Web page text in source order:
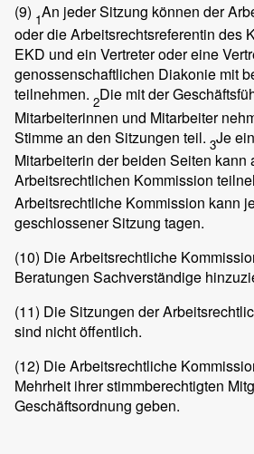
(9) 1An jeder Sitzung können der
oder die Arbeitsrechtsreferentin des
EKD und ein Vertreter oder eine
genossenschaftlichen Diakonie mit
teilnehmen. 2Die mit der
Mitarbeiterinnen und Mitarbeiter
Stimme an den Sitzungen teil. 3Je
Mitarbeiterin der beiden Seiten kann
Arbeitsrechtlichen Kommission
Arbeitsrechtliche Kommission kann
geschlossener Sitzung tagen.
(10) Die Arbeitsrechtliche
Beratungen Sachverständige
(11) Die Sitzungen der
sind nicht öffentlich.
(12) Die Arbeitsrechtliche
Mehrheit ihrer stimmberechtigten
Geschäftsordnung geben.